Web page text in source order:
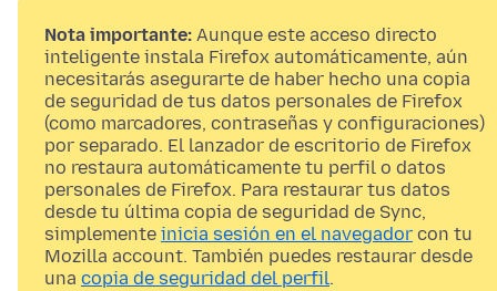
Nota importante: Aunque este acceso directo
inteligente instala Firefox automáticamente, aún
necesitarás asegurarte de haber hecho una copia
de seguridad de tus datos personales de Firefox
(como marcadores, contraseñas y configuraciones)
por separado. El lanzador de escritorio de Firefox
no restaura automáticamente tu perfil o datos
personales de Firefox. Para restaurar tus datos
desde tu última copia de seguridad de Sync,
simplemente inicia sesión en el navegador con tu
Mozilla account. También puedes restaurar desde
una copia de seguridad del perfil.